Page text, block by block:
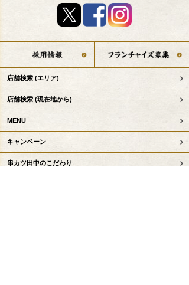
店舗検索 (エリア)
店舗検索 (現在地から)
MENU
キャンペーン
串カツ田中のこだわり